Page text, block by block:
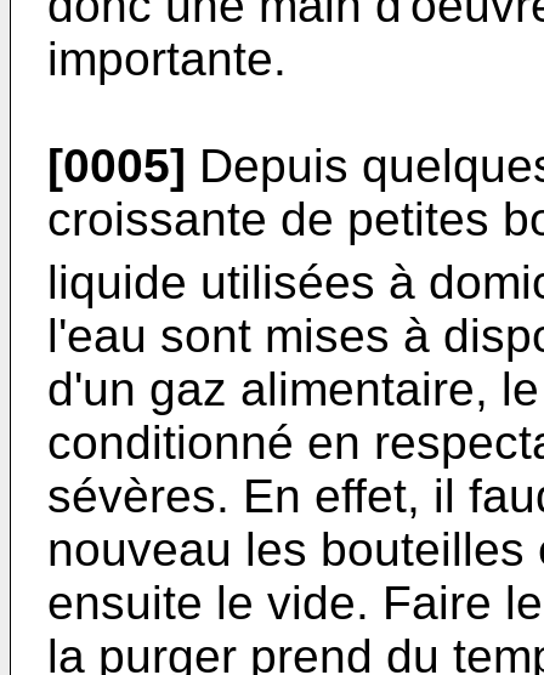
importante.
[0005] Depuis
croissante de petites
liquide utilisées à
l'eau sont mises à
d'un gaz alimentaire,
conditionné en
sévères. En effet, il
nouveau les
ensuite le vide. Faire
la purger prend du